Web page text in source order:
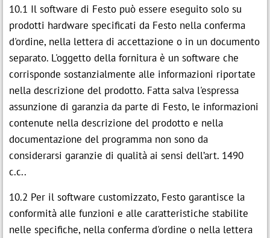
10.1 Il software di Festo può essere eseguito solo su
prodotti hardware specificati da Festo nella conferma
d'ordine, nella lettera di accettazione o in un documento
separato. L'oggetto della fornitura è un software che
corrisponde sostanzialmente alle informazioni riportate
nella descrizione del prodotto. Fatta salva l'espressa
assunzione di garanzia da parte di Festo, le informazioni
contenute nella descrizione del prodotto e nella
documentazione del programma non sono da
considerarsi garanzie di qualità ai sensi dell’art. 1490
c.c..
10.2 Per il software customizzato, Festo garantisce la
conformità alle funzioni e alle caratteristiche stabilite
nelle specifiche, nella conferma d'ordine o nella lettera